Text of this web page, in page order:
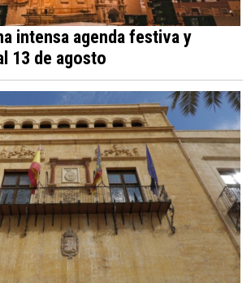
intensa agenda festiva y
13 de agosto